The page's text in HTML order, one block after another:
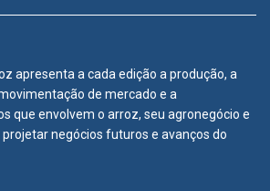
apresenta a cada edição a produção, a
de mercado e a
que envolvem o arroz, seu agronegócio e
negócios futuros e avanços do